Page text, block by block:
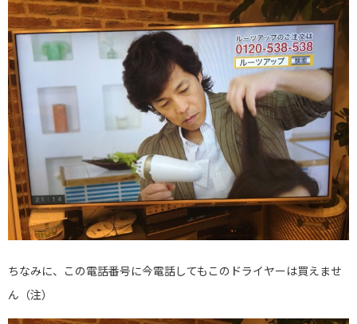
ちなみに、この電話番号に今電話してもこのドライヤーは買えませ
ん（注）